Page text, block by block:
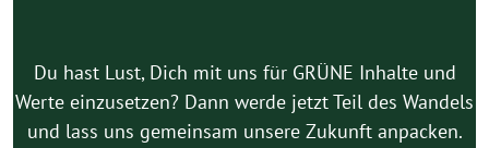
Du hast Lust, Dich mit uns für GRÜNE Inhalte und
Werte einzusetzen? Dann werde jetzt Teil des Wandels
und lass uns gemeinsam unsere Zukunft anpacken.